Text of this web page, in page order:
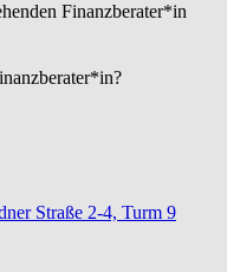
Fi­nanz­be­ra­ter*in
Straße 2-4, Turm 9